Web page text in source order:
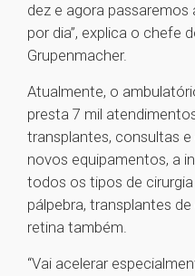
dez e agora
por dia”, explica o chefe
Grupenmacher.
Atualmente, o
presta 7 mil
transplantes, consultas
novos equipamentos, a
todos os tipos de
pálpebra, transplantes
retina também.
“Vai acelerar